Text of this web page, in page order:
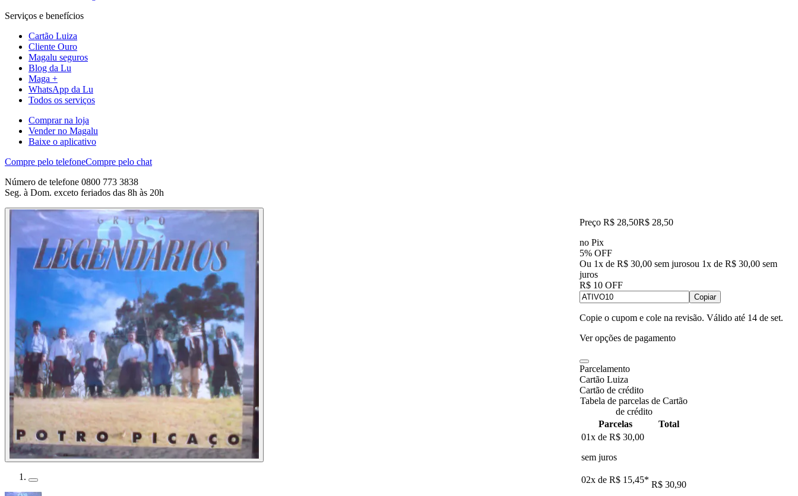
Serviços e benefícios
Cartão Luiza
Cliente Ouro
Magalu seguros
Blog da Lu
Maga +
WhatsApp da Lu
Todos os serviços
Comprar na loja
Vender no Magalu
Baixe o aplicativo
Compre pelo telefoneCompre pelo chat
Número de telefone 0800 773 3838
Seg. à Dom. exceto feriados das 8h às 20h
Preço R$ 28,50R$ 28,50
no Pix
5% OFF
Ou 1x de R$ 30,00 sem jurosou 1x de R$ 30,00 sem
juros
R$ 10 OFF
Copiar
Copie o cupom e cole na revisão. Válido até 14 de set.
Ver opções de pagamento
Parcelamento
Cartão Luiza
Cartão de crédito
Tabela de parcelas de Cartão
de crédito
Parcelas
Total
01x de R$ 30,00
sem juros
02x de R$ 15,45* R$ 30,90